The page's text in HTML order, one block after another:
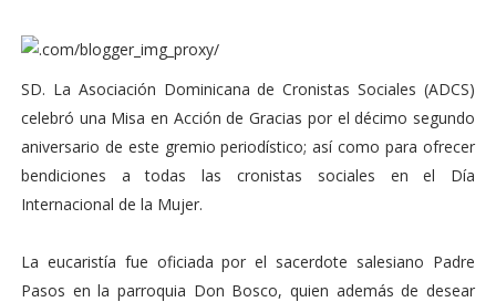
SD. La Asociación Dominicana de Cronistas Sociales (ADCS)
celebró una Misa en Acción de Gracias por el décimo segundo
aniversario de este gremio periodístico; así como para ofrecer
bendiciones a todas las cronistas sociales en el Día
Internacional de la Mujer.
La eucaristía fue oficiada por el sacerdote salesiano Padre
Pasos en la parroquia Don Bosco, quien además de desear